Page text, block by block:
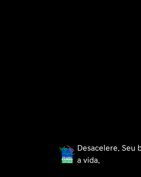
Desacelere. Seu
a vida.